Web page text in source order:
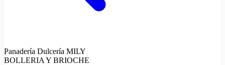
Panadería Dulcería MILY
BOLLERIA Y BRIOCHE